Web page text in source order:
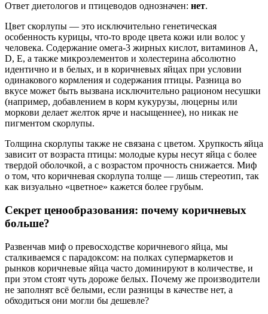
Ответ диетологов и птицеводов однозначен: нет.
Цвет скорлупы — это исключительно генетическая
особенность курицы, что-то вроде цвета кожи или волос у
человека. Содержание омега-3 жирных кислот, витаминов A,
D, E, а также микроэлементов и холестерина абсолютно
идентично и в белых, и в коричневых яйцах при условии
одинакового кормления и содержания птицы. Разница во
вкусе может быть вызвана исключительно рационом несушки
(например, добавлением в корм кукурузы, люцерны или
моркови делает желток ярче и насыщеннее), но никак не
пигментом скорлупы.
Толщина скорлупы также не связана с цветом. Хрупкость яйца
зависит от возраста птицы: молодые куры несут яйца с более
твердой оболочкой, а с возрастом прочность снижается. Миф
о том, что коричневая скорлупа толще — лишь стереотип, так
как визуально «цветное» кажется более грубым.
Секрет ценообразования: почему коричневых
больше?
Развенчав миф о превосходстве коричневого яйца, мы
сталкиваемся с парадоксом: на полках супермаркетов и
рынков коричневые яйца часто доминируют в количестве, и
при этом стоят чуть дороже белых. Почему же производители
не заполнят всё белыми, если разницы в качестве нет, а
обходиться они могли бы дешевле?